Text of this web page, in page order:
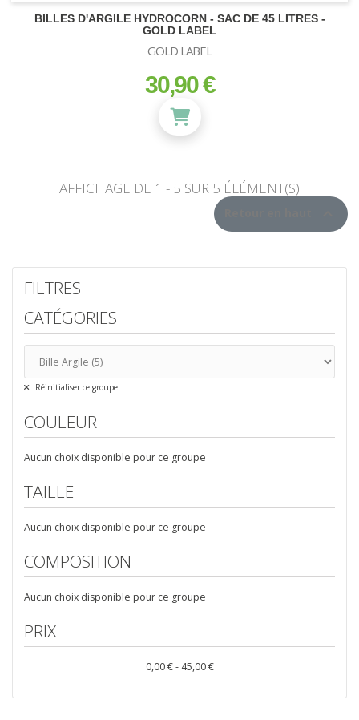
FILTRES
CATÉGORIES
Réinitialiser ce groupe
COULEUR
Aucun choix disponible pour ce groupe
TAILLE
Aucun choix disponible pour ce groupe
COMPOSITION
Aucun choix disponible pour ce groupe
PRIX
0,00 € - 45,00 €
BILLES D'ARGILE HYDROCORN - SAC DE 45 LITRES -
GOLD LABEL
GOLD LABEL
prix
30,90 €
AFFICHAGE DE 1 - 5 SUR 5 ÉLÉMENT(S)